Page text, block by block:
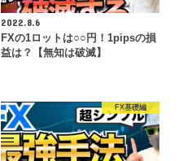
2022.8.6
FXの1ロットは○○円！1pipsの損
益は？【無知は破滅】
FX基礎編